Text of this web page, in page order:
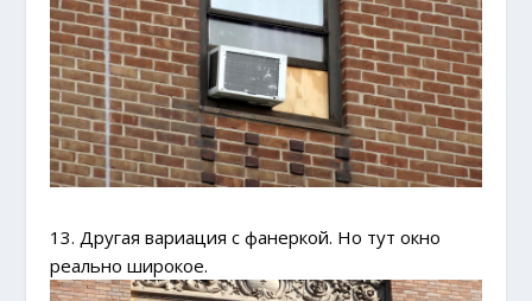
13. Другая вариация с фанеркой. Но тут окно
реально широкое.